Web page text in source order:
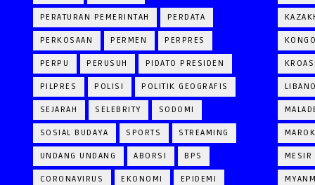
PERATURAN PEMERINTAH PERDATA
PERKOSAAN PERMEN PERPRES
PERPU PERUSUH PIDATO PRESIDEN
PILPRES POLISI POLITIK GEOGRAFIS
SEJARAH SELEBRITY SODOMI
SOSIAL BUDAYA SPORTS STREAMING
UNDANG UNDANG ABORSI BPS
CORONAVIRUS EKONOMI EPIDEMI
MESIR